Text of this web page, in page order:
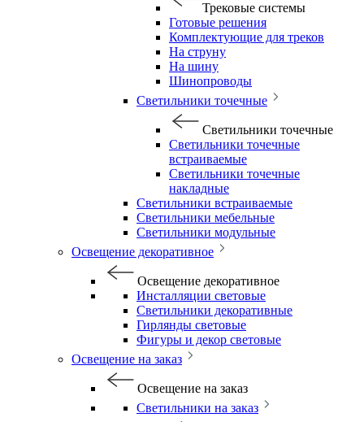
Трековые системы
Готовые решения
Комплектующие для треков
На струну
На шину
Шинопроводы
Светильники точечные
Светильники точечные
Светильники точечные
встраиваемые
Светильники точечные
накладные
Светильники встраиваемые
Светильники мебельные
Светильники модульные
Освещение декоративное
Освещение декоративное
Инсталляции световые
Светильники декоративные
Гирлянды световые
Фигуры и декор световые
Освещение на заказ
Освещение на заказ
Светильники на заказ